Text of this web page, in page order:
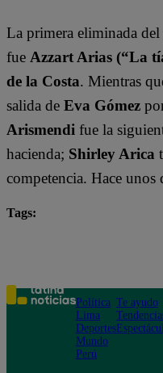
La primera eliminada del
fue Azzart Arias (“La
de la Costa. Mientras
salida de Eva Gómez
Arismendi fue la
hacienda; Shirley Arica
competencia. Hace unos
Tags:
Política
Lima
Deportes
Mundo
Perú
Te ayudo